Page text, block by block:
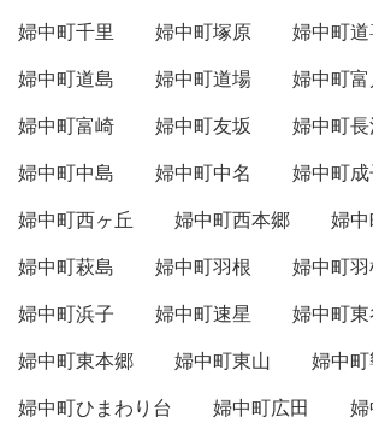
婦中町千里
婦中町塚原
婦中町
婦中町道島
婦中町道場
婦中町富
婦中町富崎
婦中町友坂
婦中町
婦中町中島
婦中町中名
婦中町
婦中町西ヶ丘
婦中町西本郷
婦
婦中町萩島
婦中町羽根
婦中町
婦中町浜子
婦中町速星
婦中町
婦中町東本郷
婦中町東山
婦中
婦中町ひまわり台
婦中町広田